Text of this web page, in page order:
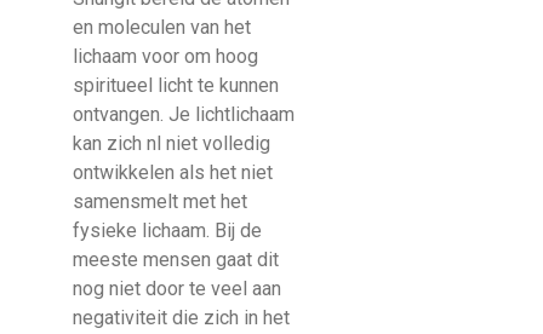
en moleculen van het
lichaam voor om hoog
spiritueel licht te kunnen
ontvangen. Je lichtlichaam
kan zich nl niet volledig
ontwikkelen als het niet
samensmelt met het
fysieke lichaam. Bij de
meeste mensen gaat dit
nog niet door te veel aan
negativiteit die zich in het